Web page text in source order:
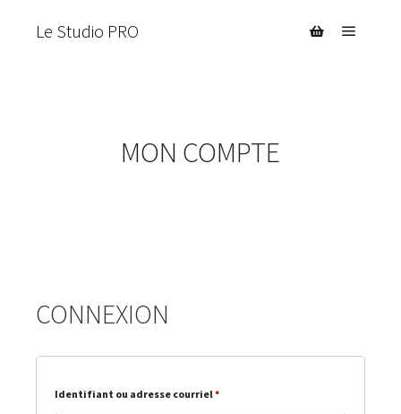
Le Studio PRO
MON COMPTE
CONNEXION
Identifiant ou adresse courriel*Obligatoire